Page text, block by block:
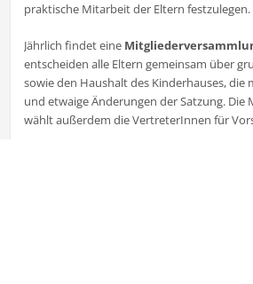
praktische Mitarbeit der Eltern fest­zulegen.
Jährlich findet eine
entscheiden alle Eltern gemeinsam über
sowie den Haushalt des Kinderhauses, die
und etwaige Änderungen der Satzung.
wählt außerdem die VertreterInnen für